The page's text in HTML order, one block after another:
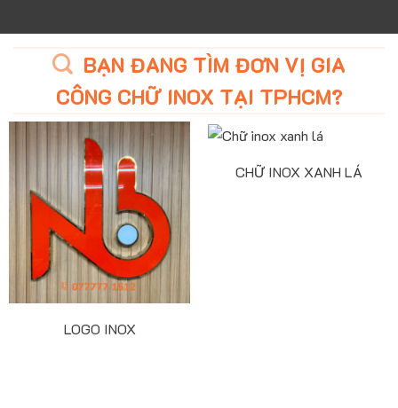
BẠN ĐANG TÌM ĐƠN VỊ GIA
CÔNG CHỮ INOX TẠI TPHCM?
LOGO INOX
CHỮ INOX XANH LÁ